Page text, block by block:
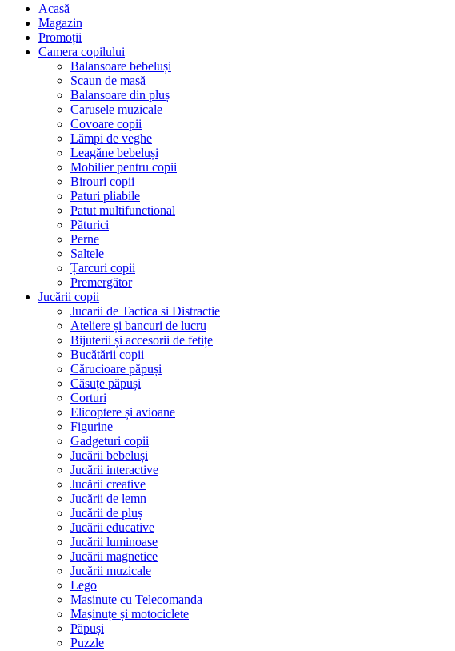
Acasă
Magazin
Promoții
Camera copilului
Balansoare bebeluși
Scaun de masă
Balansoare din pluș
Carusele muzicale
Covoare copii
Lămpi de veghe
Leagăne bebeluși
Mobilier pentru copii
Birouri copii
Paturi pliabile
Patut multifunctional
Păturici
Perne
Saltele
Țarcuri copii
Premergător
Jucării copii
Jucarii de Tactica si Distractie
Ateliere și bancuri de lucru
Bijuterii și accesorii de fetițe
Bucătării copii
Cărucioare păpuși
Căsuțe păpuși
Corturi
Elicoptere și avioane
Figurine
Gadgeturi copii
Jucării bebeluși
Jucării interactive
Jucării creative
Jucării de lemn
Jucării de pluș
Jucării educative
Jucării luminoase
Jucării magnetice
Jucării muzicale
Lego
Masinute cu Telecomanda
Mașinuțe și motociclete
Păpuși
Puzzle